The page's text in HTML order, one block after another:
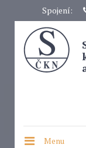
Spojení:
Menu